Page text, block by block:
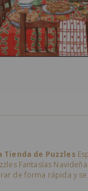
como
casadelpuzzle.com
tienda virtual,
Tienda de Puzzles
Fantasías
de forma rápida y